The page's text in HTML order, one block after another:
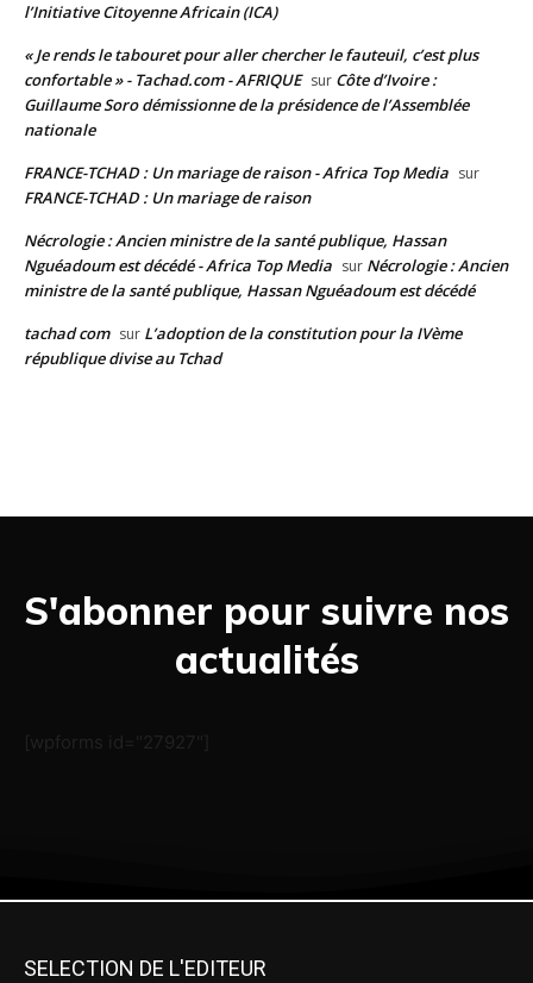
l’Initiative Citoyenne Africain (ICA)
« Je rends le tabouret pour aller chercher le fauteuil, c’est plus
confortable » - Tachad.com - AFRIQUE sur Côte d’Ivoire :
Guillaume Soro démissionne de la présidence de l’Assemblée
nationale
FRANCE-TCHAD : Un mariage de raison - Africa Top Media sur
FRANCE-TCHAD : Un mariage de raison
Nécrologie : Ancien ministre de la santé publique, Hassan
Nguéadoum est décédé - Africa Top Media sur Nécrologie : Ancien
ministre de la santé publique, Hassan Nguéadoum est décédé
tachad com sur L’adoption de la constitution pour la IVème
république divise au Tchad
S'abonner pour suivre nos
actualités
[wpforms id="27927"]
SELECTION DE L'EDITEUR